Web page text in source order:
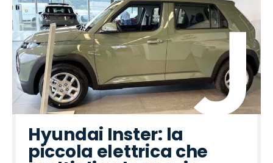
Hyundai Inster: la
piccola elettrica che